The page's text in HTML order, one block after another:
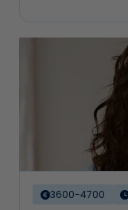
3600-4700